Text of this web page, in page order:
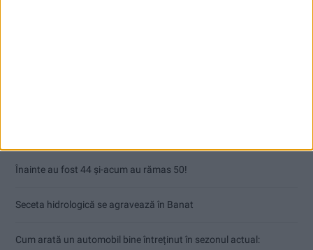
Înainte au fost 44 și-acum au rămas 50!
Seceta hidrologică se agravează în Banat
Cum arată un automobil bine întreținut în sezonul actual: